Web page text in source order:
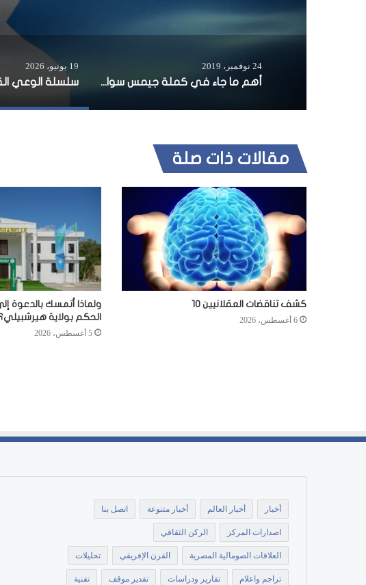
24 نوفمبر، 2019
أهم ما جاء في كملة جيمس سوان خلال جلسة لمجلس الأمن حول الوضع في الصومال
19 يونيو، 2026
سلسلة الوعي
مقالات ذات صلة
كشف تناقضات العقلانيين 10
6 أغسطس، 2026
ولماذا أتمسك بالدعوة
الحكم بولاية
5 أغسطس، 2026
أخبار أخبار العالم أخبار متنوعة اتصل بنا
اصدارات المركز الركن الثقافي
العلاقات الصومالية المصرية القرن الإفريقي تحليلات
تراجم واعلام تقارير ودراسات تقدير موقف تقنية